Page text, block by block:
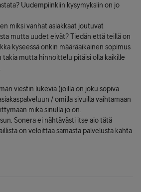
Uudempiinkiin kysymyksiin on jo
miksi vanhat asiakkaat joutuvat
mutta uudet eivät? Tiedän että teillä on
kyseessä onkin määräaikainen sopimus
takia mutta hinnoittelu pitäisi olla kaikille
viestin lukevia (joilla on joku sopiva
/ omilla sivuilla vaihtamaan
mikä sinulla jo on.
Sonera ei nähtävästi itse aio tätä
on veloittaa samasta palvelusta kahta